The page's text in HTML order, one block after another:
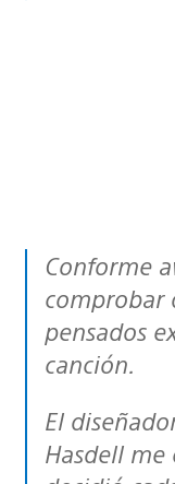
Conforme avanzo el día, pudimos
comprobar
pensados
canción.
El diseñador principal, Charlie
Hasdell